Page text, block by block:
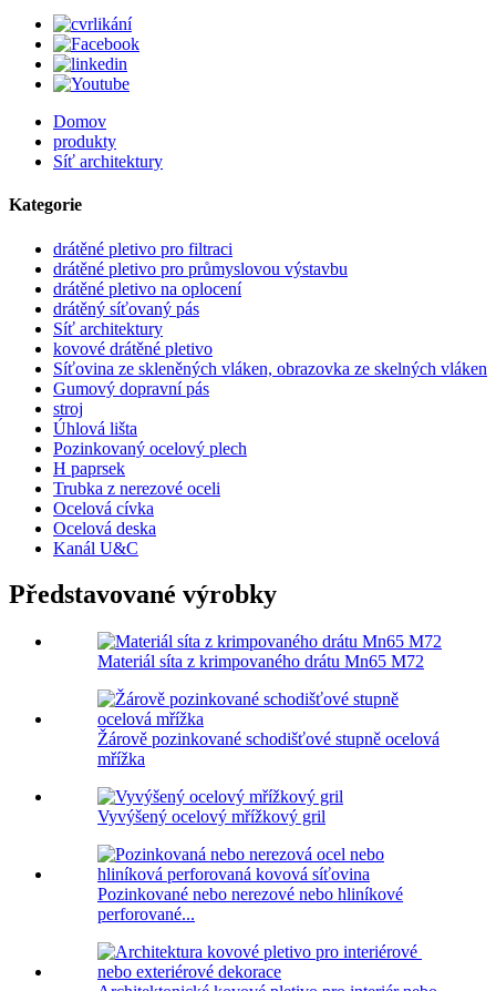
Domov
produkty
Síť architektury
Kategorie
drátěné pletivo pro filtraci
drátěné pletivo pro průmyslovou výstavbu
drátěné pletivo na oplocení
drátěný síťovaný pás
Síť architektury
kovové drátěné pletivo
Síťovina ze skleněných vláken, obrazovka ze skelných vláken
Gumový dopravní pás
stroj
Úhlová lišta
Pozinkovaný ocelový plech
H paprsek
Trubka z nerezové oceli
Ocelová cívka
Ocelová deska
Kanál U&C
Představované výrobky
Materiál síta z krimpovaného drátu Mn65 M72
Žárově pozinkované schodišťové stupně ocelová
mřížka
Vyvýšený ocelový mřížkový gril
Pozinkované nebo nerezové nebo hliníkové
perforované...